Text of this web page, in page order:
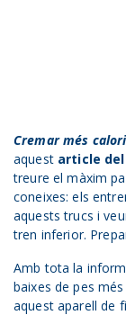
Cremar més
aquest article
treure el màxim
coneixes: els
aquests trucs i
tren inferior.
Amb tota la
baixes de pes
aquest aparell de